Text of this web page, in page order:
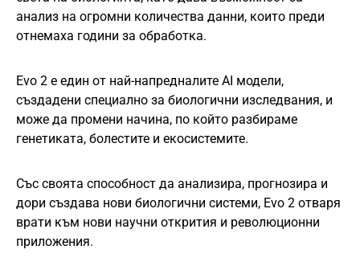
анализ на огромни количества данни, които преди
отнемаха години за обработка.
Evo 2 е един от най-напредналите AI модели,
създадени специално за биологични изследвания, и
може да промени начина, по който разбираме
генетиката, болестите и екосистемите.
Със своята способност да анализира, прогнозира и
дори създава нови биологични системи, Evo 2 отваря
врати към нови научни открития и революционни
приложения.